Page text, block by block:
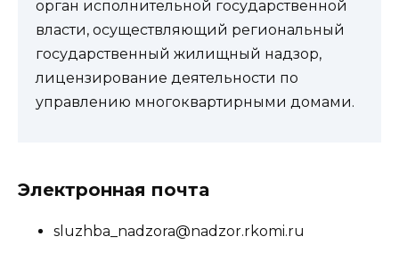
орган исполнительной государственной
власти, осуществляющий региональный
государственный жилищный надзор,
лицензирование деятельности по
управлению многоквартирными домами.
Электронная почта
sluzhba_nadzora@nadzor.rkomi.ru